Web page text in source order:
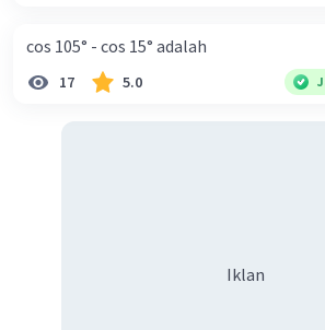
cos 105° - cos 15° adalah
17 5.0
Iklan